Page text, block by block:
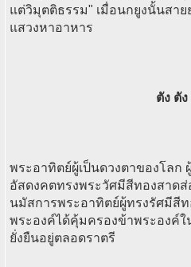
แต่วิมุตติธรรม" เมื่อนกยูงนั้นสา
แสวงหาอาหาร
ตัง ตั
พระอาทิตย์ผู้เป็นดวงตาของโลก
อัสดงคตทรงพระวัศมีสีทองสาดส่
นมัสการพระอาทิตย์ผู้ทรงรัศมีสี
พระองค์ได้คุ้มครองข้าพระองค์
ยั่งยืนอยู่ตลอดราตรี